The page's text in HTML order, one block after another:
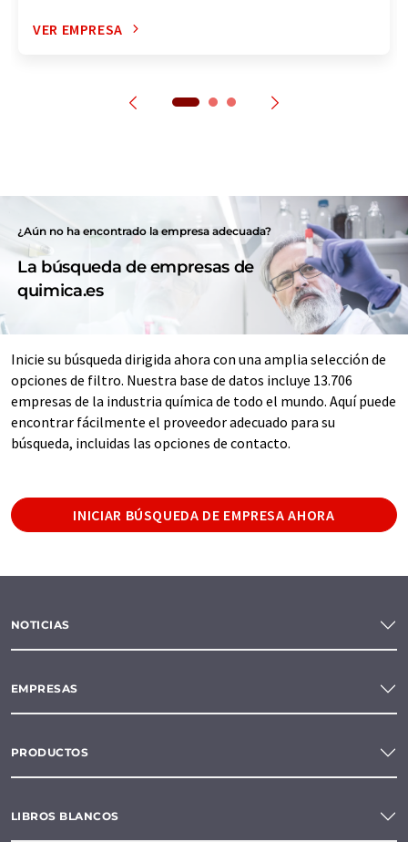
VER EMPRESA
¿Aún no ha encontrado la empresa adecuada?
La búsqueda de empresas de
quimica.es
Inicie su búsqueda dirigida ahora con una amplia selección de
opciones de filtro. Nuestra base de datos incluye 13.706
empresas de la industria química de todo el mundo. Aquí puede
encontrar fácilmente el proveedor adecuado para su
búsqueda, incluidas las opciones de contacto.
INICIAR BÚSQUEDA DE EMPRESA AHORA
NOTICIAS
EMPRESAS
PRODUCTOS
LIBROS BLANCOS